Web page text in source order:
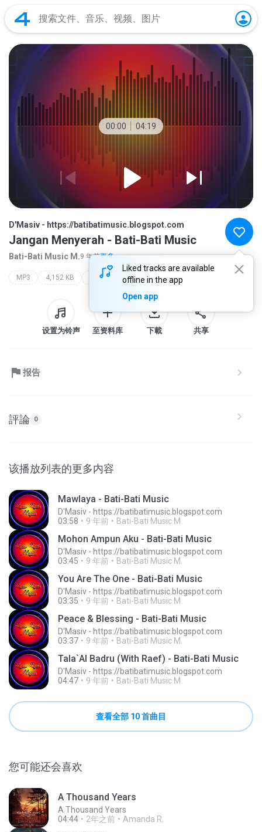
00:00 04:19
Liked tracks are available
offline in the app
Open app
D'Masiv - https://batibatimusic.blogspot.com
Jangan Menyerah - Bati-Bati Music
Bati-Bati Music M.9 年前更多...
MP3 4,152 KB Pop d`masiv with raef (bati-bati music)
设置为铃声 至资料库 下載 共享
报告
評論 0
该播放列表的更多内容
Mawlaya - Bati-Bati Music
D'Masiv - https://batibatimusic.blogspot.com
03:58
9 年前 Bati-Bati Music M.
Mohon Ampun Aku - Bati-Bati Music
D'Masiv - https://batibatimusic.blogspot.com
03:45
9 年前 Bati-Bati Music M.
You Are The One - Bati-Bati Music
D'Masiv - https://batibatimusic.blogspot.com
03:35
9 年前 Bati-Bati Music M.
Peace & Blessing - Bati-Bati Music
D'Masiv - https://batibatimusic.blogspot.com
03:37
9 年前 Bati-Bati Music M.
Tala`Al Badru (With Raef) - Bati-Bati Music
D'Masiv - https://batibatimusic.blogspot.com
04:47
9 年前 Bati-Bati Music M.
查看全部 10 首曲目
您可能还会喜欢
A Thousand Years
A Thousand Years
04:44
2年之前 Amanda R.